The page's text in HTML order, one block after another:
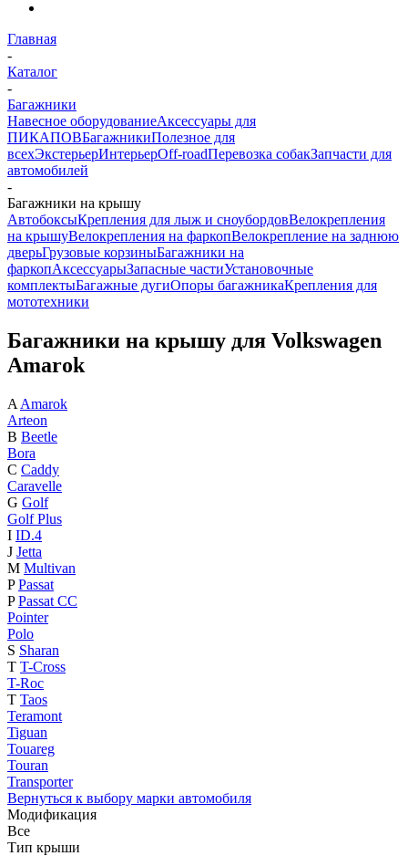
Главная
-
Каталог
-
Багажники
Навесное оборудованиеАксессуары для
ПИКАПОВБагажникиПолезное для
всехЭкстерьерИнтерьерOff-roadПеревозка собакЗапчасти для
автомобилей
-
Багажники на крышу
АвтобоксыКрепления для лыж и сноубордовВелокрепления
на крышуВелокрепления на фаркопВелокрепление на заднюю
дверьГрузовые корзиныБагажники на
фаркопАксессуарыЗапасные частиУстановочные
комплектыБагажные дугиОпоры багажникаКрепления для
мототехники
Багажники на крышу для Volkswagen
Amarok
A Amarok
Arteon
B Beetle
Bora
C Caddy
Caravelle
G Golf
Golf Plus
I ID.4
J Jetta
M Multivan
P Passat
P Passat CC
Pointer
Polo
S Sharan
T T-Cross
T-Roc
T Taos
Teramont
Tiguan
Touareg
Touran
Transporter
Вернуться к выбору марки автомобиля
Модификация
Все
Тип крыши